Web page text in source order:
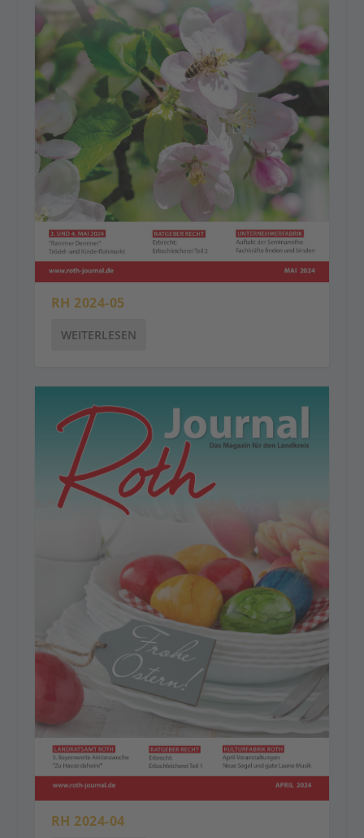
RH 2024-05
WEITERLESEN
RH 2024-04